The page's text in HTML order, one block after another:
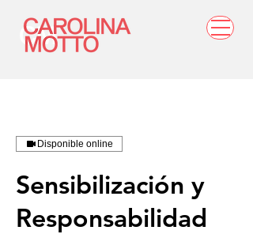
Disponible online
Sensibilización y
Responsabilidad